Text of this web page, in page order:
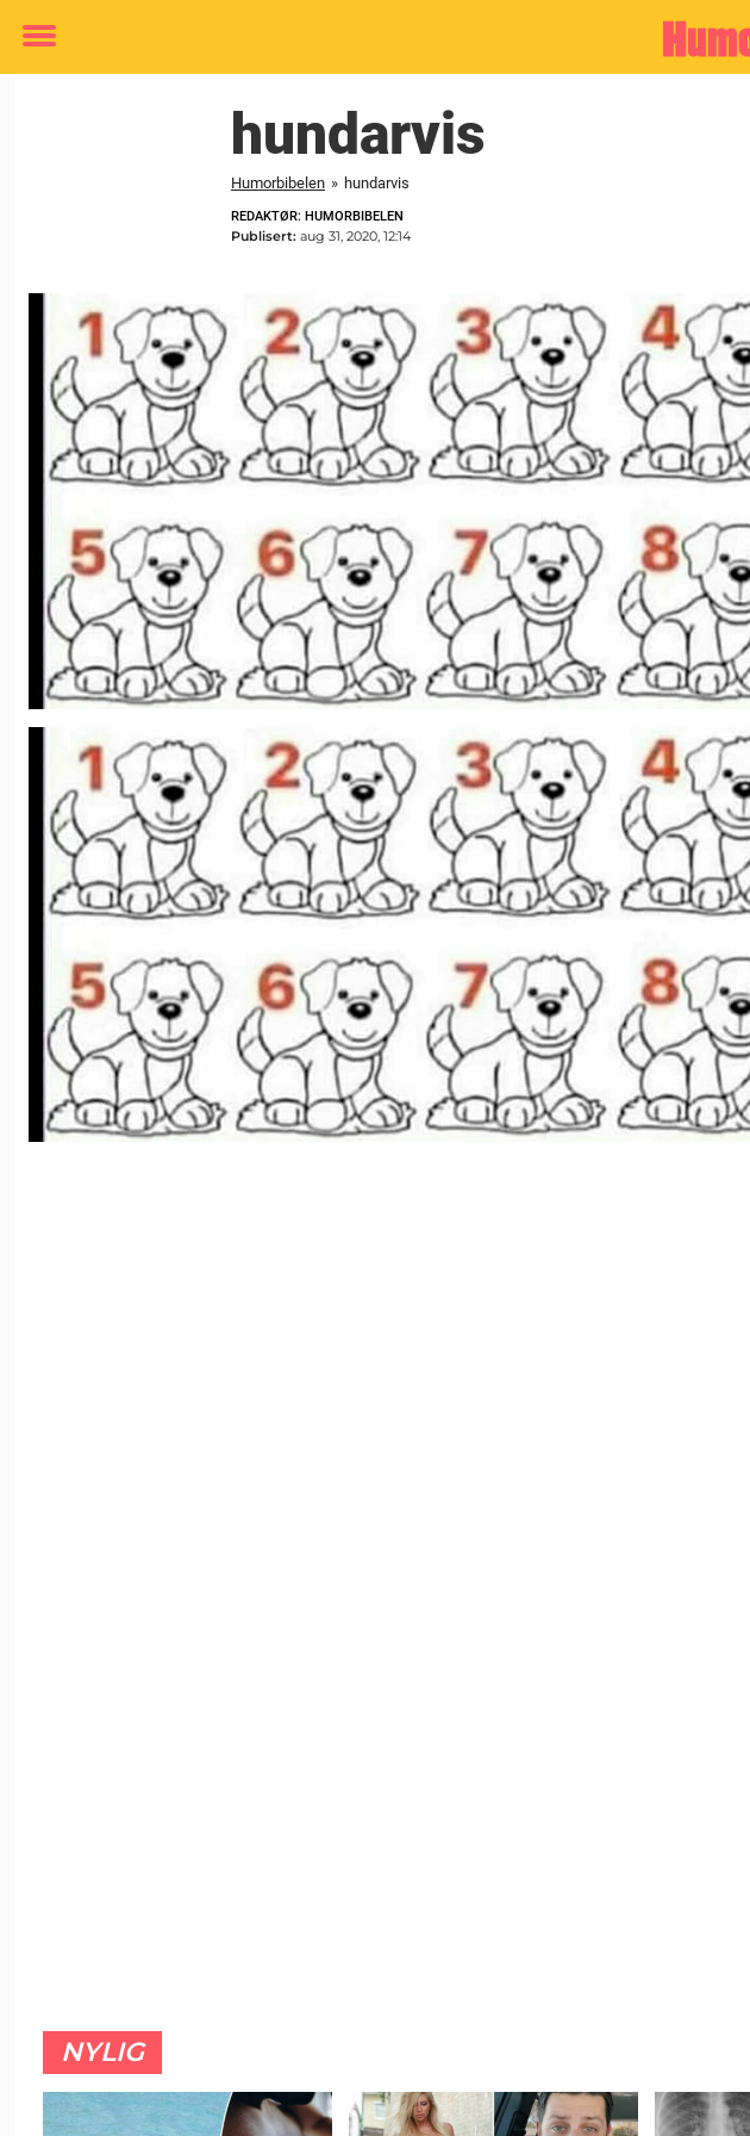
Toggle
hundarvis
Humorbibelen » hundarvis
REDAKTØR: HUMORBIBELEN
Publisert: aug 31, 2020, 12:14
NYLIG